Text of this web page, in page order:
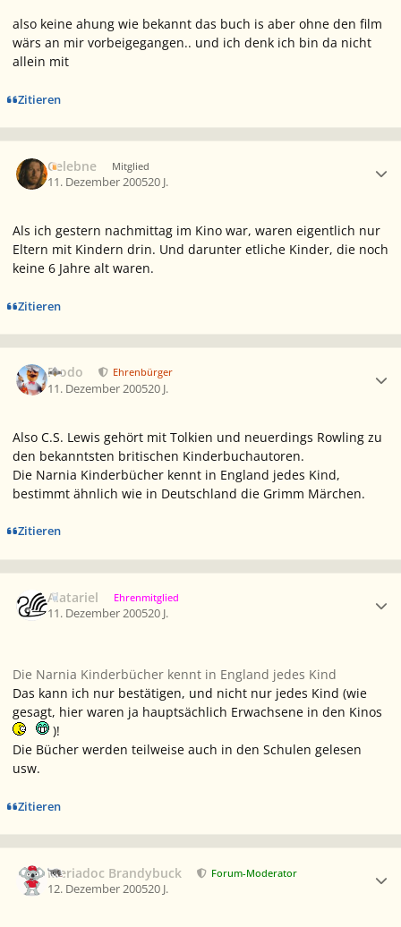
also keine ahung wie bekannt das buch is aber ohne den film
wärs an mir vorbeigegangen.. und ich denk ich bin da nicht
allein mit
Zitieren
Celebne Mitglied
11. Dezember 200520 J.
Als ich gestern nachmittag im Kino war, waren eigentlich nur
Eltern mit Kindern drin. Und darunter etliche Kinder, die noch
keine 6 Jahre alt waren.
Zitieren
Frodo Ehrenbürger
11. Dezember 200520 J.
Also C.S. Lewis gehört mit Tolkien und neuerdings Rowling zu
den bekanntsten britischen Kinderbuchautoren.
Die Narnia Kinderbücher kennt in England jedes Kind,
bestimmt ähnlich wie in Deutschland die Grimm Märchen.
Zitieren
Alatariel Ehrenmitglied
11. Dezember 200520 J.
Die Narnia Kinderbücher kennt in England jedes Kind
Das kann ich nur bestätigen, und nicht nur jedes Kind (wie
gesagt, hier waren ja hauptsächlich Erwachsene in den Kinos
)!
Die Bücher werden teilweise auch in den Schulen gelesen
usw.
Zitieren
Meriadoc Brandybuck Forum-Moderator
12. Dezember 200520 J.